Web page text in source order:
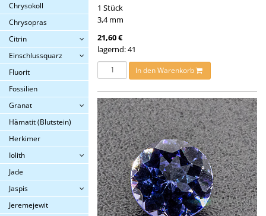
Chrysokoll
Chrysopras
Citrin
Einschlussquarz
Fluorit
Fossilien
Granat
Hämatit (Blutstein)
Herkimer
Iolith
Jade
Jaspis
Jeremejewit
1 Stück
3,4 mm
21,60 €
lagernd: 41
In den Warenkorb